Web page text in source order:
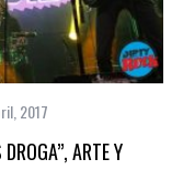
2017
ARTE Y